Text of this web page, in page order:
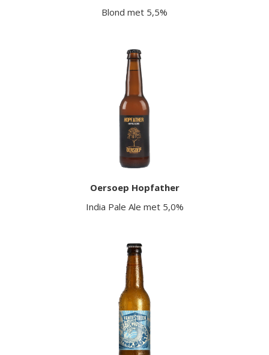
Blond met 5,5%
Oersoep Hopfather
India Pale Ale met 5,0%